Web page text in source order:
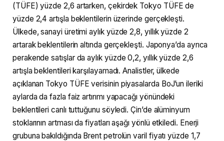
(TÜFE) yüzde 2,6 artarken, çekirdek Tokyo TÜFE de
yüzde 2,4 artışla beklentilerin üzerinde gerçekleşti.
Ülkede, sanayi üretimi aylık yüzde 2,8, yıllık yüzde 2
artarak beklentilerin altında gerçekleşti. Japonya’da ayrıca
perakende satışlar da aylık yüzde 0,2, yıllık yüzde 2,6
artışla beklentileri karşılayamadı. Analistler, ülkede
açıklanan Tokyo TÜFE verisinin piyasalarda BoJ’un ileriki
aylarda da fazla faiz artırımı yapacağı yönündeki
beklentileri canlı tuttuğunu söyledi. Çin’de alüminyum
stoklarının artması da fiyatları aşağı yönlü etkiledi. Enerji
grubuna bakıldığında Brent petrolün varil fiyatı yüzde 1,7